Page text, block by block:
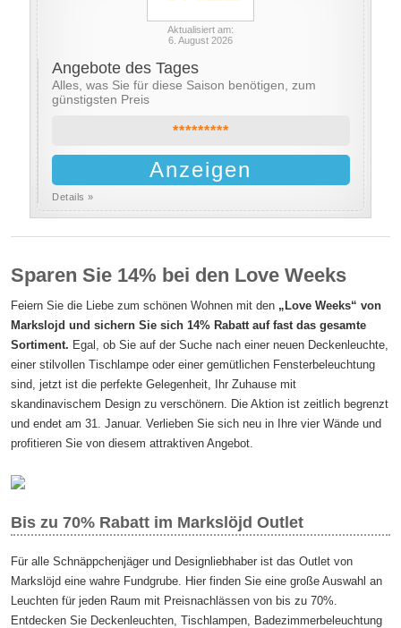
Aktualisiert am:
6. August 2026
Angebote des Tages
Alles, was Sie für diese Saison benötigen, zum
günstigsten Preis
*********
Anzeigen
Details »
Sparen Sie 14% bei den Love Weeks
Feiern Sie die Liebe zum schönen Wohnen mit den „Love Weeks“ von
Markslojd und sichern Sie sich 14% Rabatt auf fast das gesamte
Sortiment. Egal, ob Sie auf der Suche nach einer neuen Deckenleuchte,
einer stilvollen Tischlampe oder einer gemütlichen Fensterbeleuchtung
sind, jetzt ist die perfekte Gelegenheit, Ihr Zuhause mit
skandinavischem Design zu verschönern. Die Aktion ist zeitlich begrenzt
und endet am 31. Januar. Verlieben Sie sich neu in Ihre vier Wände und
profitieren Sie von diesem attraktiven Angebot.
Bis zu 70% Rabatt im Markslöjd Outlet
Für alle Schnäppchenjäger und Designliebhaber ist das Outlet von
Markslöjd eine wahre Fundgrube. Hier finden Sie eine große Auswahl an
Leuchten für jeden Raum mit Preisnachlässen von bis zu 70%.
Entdecken Sie Deckenleuchten, Tischlampen, Badezimmerbeleuchtung